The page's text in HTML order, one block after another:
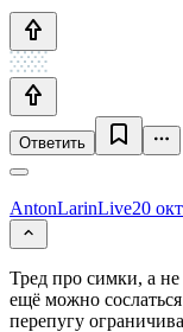
Ответить
AntonLarinLive20
Тред про симки, а
ещё можно
перепугу